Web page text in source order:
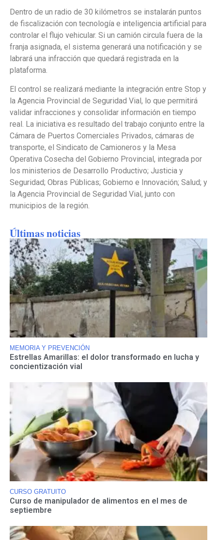
Dentro de un radio de 30 kilómetros se instalarán puntos
de fiscalización con tecnología e inteligencia artificial para
controlar el flujo vehicular. Si un camión circula fuera de la
franja asignada, el sistema generará una notificación y se
labrará una infracción que quedará registrada en la
plataforma.
El control se realizará mediante la integración entre Stop y
la Agencia Provincial de Seguridad Vial, lo que permitirá
validar infracciones y consolidar información en tiempo
real. La iniciativa es resultado del trabajo conjunto entre la
Cámara de Puertos Comerciales Privados, cámaras de
transporte, el Sindicato de Camioneros y la Mesa
Operativa Cosecha del Gobierno Provincial, integrada por
los ministerios de Desarrollo Productivo; Justicia y
Seguridad; Obras Públicas; Gobierno e Innovación; Salud; y
la Agencia Provincial de Seguridad Vial, junto con
municipios de la región.
Últimas noticias
MEMORIA Y PREVENCIÓN
Estrellas Amarillas: el dolor transformado en lucha y
concientización vial
CURSO GRATUITO
Curso de manipulador de alimentos en el mes de
septiembre